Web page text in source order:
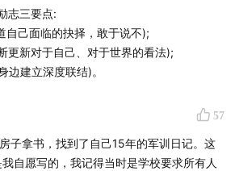
志三要点:
自己面临的抉择，敢于说不);
更新对于自己、对于世界的看法);
边建立深度联结)。
57
子拿书，找到了自己15年的军训日记。这
自愿写的，我记得当时是学校要求所有人